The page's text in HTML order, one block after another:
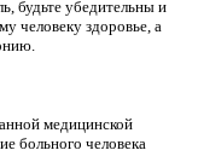
будьте убедительны и
человеку здоровье, а
медицинской
больного человека